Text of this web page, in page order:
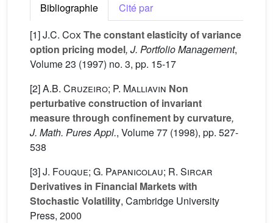
Bibliographie
Cité par
[1]J.C. CoxThe constant elasticity of variance
option pricing model, J. Portfolio Management,
Volume 23 (1997) no. 3, pp. 15-17
[2]A.B. Cruzeiro; P. Malliavin Non
perturbative construction of invariant
measure through confinement by curvature,
J. Math. Pures Appl., Volume 77 (1998), pp. 527-
538
[3]J. Fouque; G. Papanicolau; R. Sircar
Derivatives in Financial Markets with
Stochastic Volatility, Cambridge University
Press, 2000